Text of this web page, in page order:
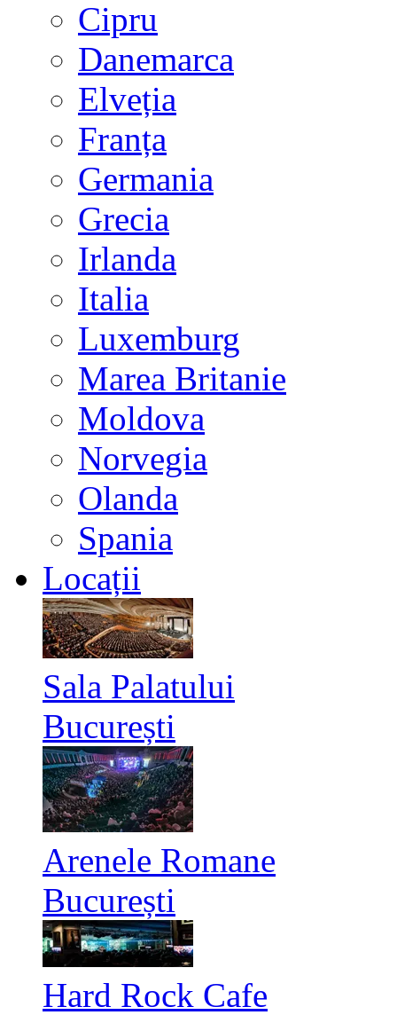
Cipru
Danemarca
Elveția
Franța
Germania
Grecia
Irlanda
Italia
Luxemburg
Marea Britanie
Moldova
Norvegia
Olanda
Spania
Locații
Sala Palatului
București
Arenele Romane
București
Hard Rock Cafe